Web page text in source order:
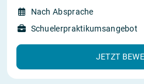
Nach Absprache
Schuelerpraktikumsangebot
JETZT